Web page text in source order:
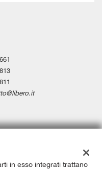
in esso integrati trattano